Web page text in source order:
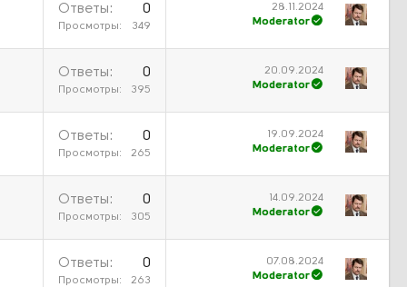
Ответы 0
Просмотры 349
28.11.2024
Moderator
Ответы 0
Просмотры 395
20.09.2024
Moderator
Ответы 0
Просмотры 265
19.09.2024
Moderator
Ответы 0
Просмотры 305
14.09.2024
Moderator
Ответы 0
Просмотры 263
07.08.2024
Moderator